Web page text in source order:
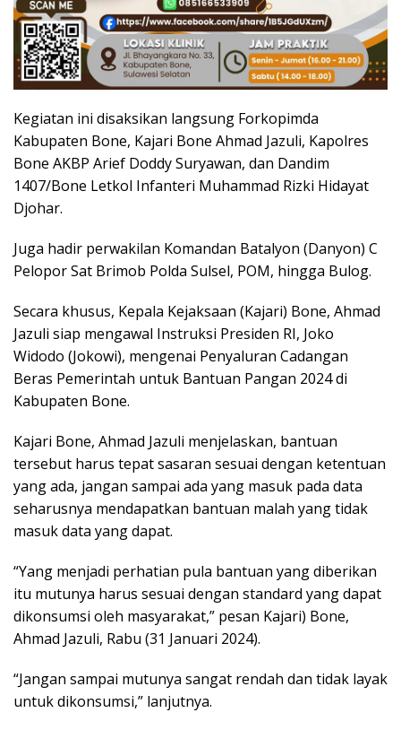
Kegiatan ini disaksikan langsung Forkopimda
Kabupaten Bone, Kajari Bone Ahmad Jazuli, Kapolres
Bone AKBP Arief Doddy Suryawan, dan Dandim
1407/Bone Letkol Infanteri Muhammad Rizki Hidayat
Djohar.
Juga hadir perwakilan Komandan Batalyon (Danyon) C
Pelopor Sat Brimob Polda Sulsel, POM, hingga Bulog.
Secara khusus, Kepala Kejaksaan (Kajari) Bone, Ahmad
Jazuli siap mengawal Instruksi Presiden RI, Joko
Widodo (Jokowi), mengenai Penyaluran Cadangan
Beras Pemerintah untuk Bantuan Pangan 2024 di
Kabupaten Bone.
Kajari Bone, Ahmad Jazuli menjelaskan, bantuan
tersebut harus tepat sasaran sesuai dengan ketentuan
yang ada, jangan sampai ada yang masuk pada data
seharusnya mendapatkan bantuan malah yang tidak
masuk data yang dapat.
“Yang menjadi perhatian pula bantuan yang diberikan
itu mutunya harus sesuai dengan standard yang dapat
dikonsumsi oleh masyarakat,” pesan Kajari) Bone,
Ahmad Jazuli, Rabu (31 Januari 2024).
“Jangan sampai mutunya sangat rendah dan tidak layak
untuk dikonsumsi,” lanjutnya.